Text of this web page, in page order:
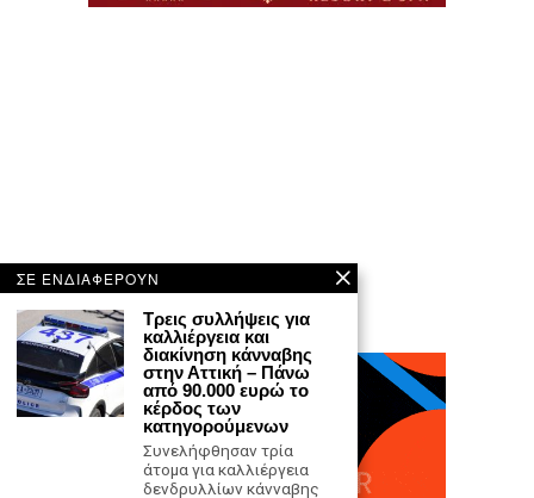
ΣΕ ΕΝΔΙΑΦΕΡΟΥΝ
Τρεις συλλήψεις για
καλλιέργεια και
διακίνηση κάνναβης
στην Αττική – Πάνω
από 90.000 ευρώ το
κέρδος των
κατηγορούμενων
Συνελήφθησαν τρία
άτομα για καλλιέργεια
δενδρυλλίων κάνναβης